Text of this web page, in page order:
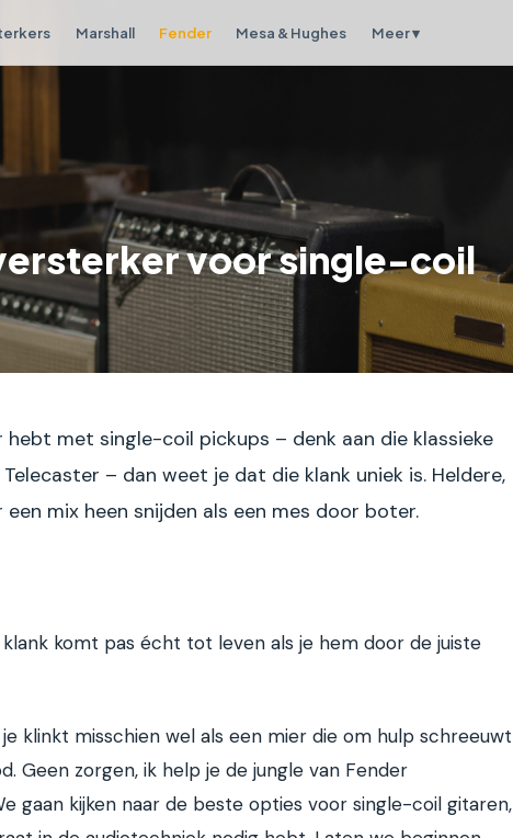
Marshall Fender Mesa & Hughes Meer ▾
voor single-coil
hebt met single-coil pickups – denk aan die klassieke
– dan weet je dat die klank uniek is. Heldere,
mix heen snijden als een mes door boter.
klank komt pas écht tot leven als je hem door de juiste
klinkt misschien wel als een mier die om hulp schreeuwt
Geen zorgen, ik help je de jungle van Fender
gaan kijken naar de beste opties voor single-coil gitaren,